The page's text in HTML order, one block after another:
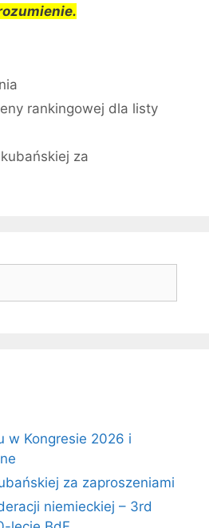
rankingowej dla listy
za
w Kongresie 2026 i
za zaproszeniami
niemieckiej – 3rd